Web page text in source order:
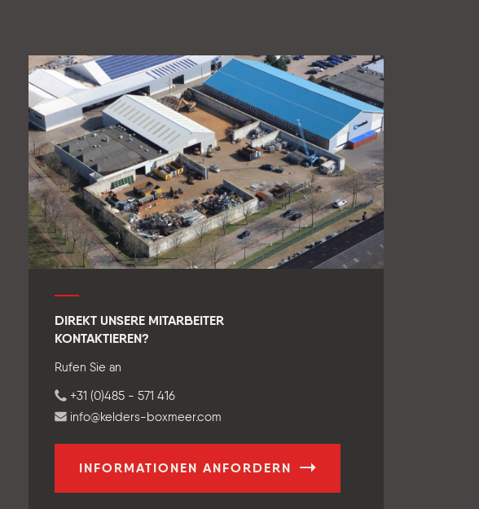
DIREKT UNSERE MITARBEITER
KONTAKTIEREN?
Rufen Sie an
+31 (0)485 - 571 416
info@kelders-boxmeer.com
INFORMATIONEN ANFORDERN